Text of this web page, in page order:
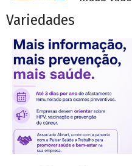
Variedades